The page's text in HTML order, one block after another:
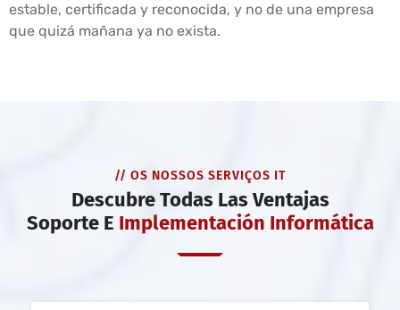
estable, certificada y reconocida, y no de una empresa
que quizá mañana ya no exista.
// OS NOSSOS SERVIÇOS IT
Descubre Todas Las Ventajas
Soporte E Implementación Informática